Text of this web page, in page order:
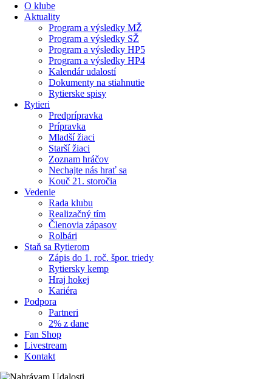
O klube
Aktuality
Program a výsledky MŽ
Program a výsledky SŽ
Program a výsledky HP5
Program a výsledky HP4
Kalendár udalostí
Dokumenty na stiahnutie
Rytierske spisy
Rytieri
Predprípravka
Prípravka
Mladší žiaci
Starší žiaci
Zoznam hráčov
Nechajte nás hrať sa
Kouč 21. storočia
Vedenie
Rada klubu
Realizačný tím
Členovia zápasov
Rolbári
Staň sa Rytierom
Zápis do 1. roč. špor. triedy
Rytiersky kemp
Hraj hokej
Kariéra
Podpora
Partneri
2% z dane
Fan Shop
Livestream
Kontakt